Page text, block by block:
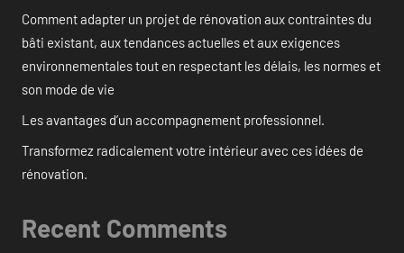
Comment adapter un projet de rénovation aux contraintes du
bâti existant, aux tendances actuelles et aux exigences
environnementales tout en respectant les délais, les normes et
son mode de vie
Les avantages d’un accompagnement professionnel.
Transformez radicalement votre intérieur avec ces idées de
rénovation.
Recent Comments